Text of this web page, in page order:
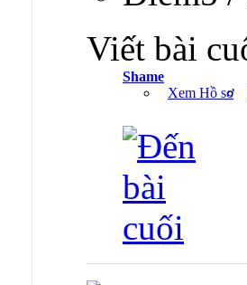
Viết bài
Shame
Xem Hồ sơ